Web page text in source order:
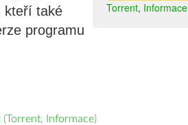
Torrent, Informace
kteří také
programu
(Torrent, Informace)